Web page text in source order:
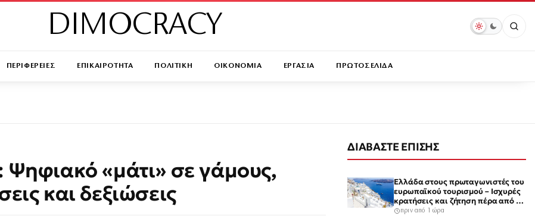
DIMOCRACY
ΠΕΡΙΦΕΡΕΙΕΣ ΕΠΙΚΑΙΡΟΤΗΤΑ ΠΟΛΙΤΙΚΗ ΟΙΚΟΝΟΜΙΑ ΕΡΓΑΣΙΑ ΠΡΩΤΟΣΕΛΙΔΑ
«μάτι» σε γάμους,
και δεξιώσεις
ΔΙΑΒΑΣΤΕ ΕΠΙΣΗΣ
Ελλάδα στους πρωταγωνιστές του
ευρωπαϊκού τουρισμού – Ισχυρές
κρατήσεις και ζήτηση πέρα από το
καλοκαίρι
πριν από 1 ώρα